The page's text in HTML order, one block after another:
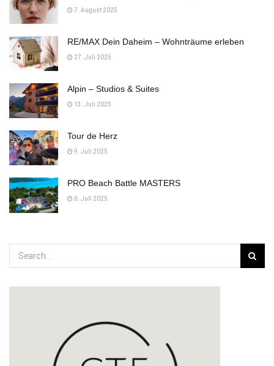
7. August 2025
RE/MAX Dein Daheim – Wohnträume erleben
27. Juli 2025
Alpin – Studios & Suites
13. Juli 2025
Tour de Herz
9. Juli 2025
PRO Beach Battle MASTERS
6. Juli 2025